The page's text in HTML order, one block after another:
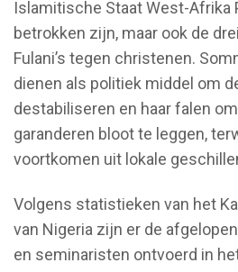
Islamitische Staat West-Afrika
betrokken zijn, maar ook de
Fulani’s tegen christenen.
dienen als politiek middel om
destabiliseren en haar falen
garanderen bloot te leggen,
voortkomen uit lokale
Volgens statistieken van het
van Nigeria zijn er de
en seminaristen ontvoerd in